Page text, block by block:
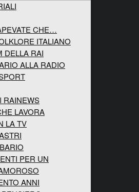
CHE…
ITALIANO
DELLA RAI
ALLA RADIO
RAINEWS
LAVORA
LA TV
PER UN
ANNI